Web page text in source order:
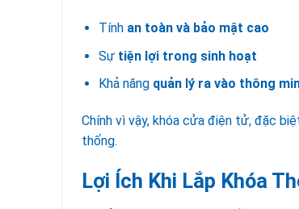
Tính an toàn và bảo mật cao
Sự tiện lợi trong sinh hoạt
Khả năng quản lý ra vào thông
Chính vì vậy, khóa cửa điện tử, đặc
thống.
Lợi Ích Khi Lắp Khóa